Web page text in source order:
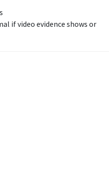
if video evidence shows or